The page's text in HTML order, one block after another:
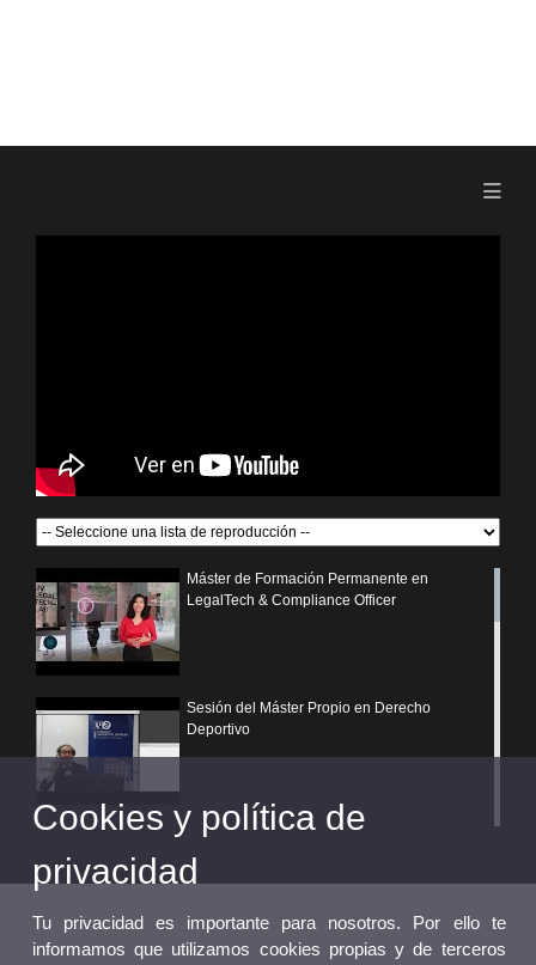
Máster de Formación Permanente en
LegalTech & Compliance Officer
Sesión del Máster Propio en Derecho
Deportivo
¿Por qué elegir un postgrado propio de la
Universitat de València?
Cookies y política de
privacidad
Tu privacidad es importante para nosotros. Por ello te
informamos que utilizamos cookies propias y de terceros